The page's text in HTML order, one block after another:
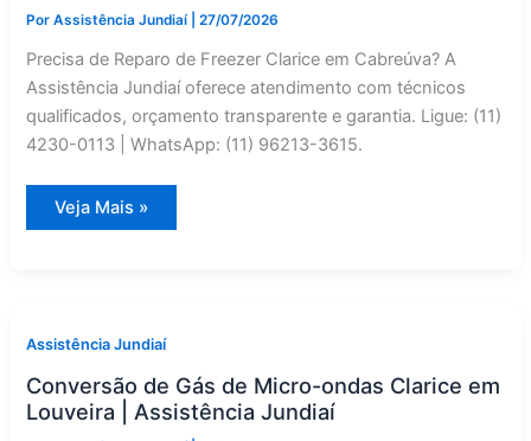
PorAssistência Jundiaí |27/07/2026
Precisa de Reparo de Freezer Clarice em Cabreúva? A
Assistência Jundiaí oferece atendimento com técnicos
qualificados, orçamento transparente e garantia. Ligue: (11)
4230-0113 | WhatsApp: (11) 96213-3615.
Clarice
Freezer:
Veja Mais »
Assistência Jundiaí
Conversão de Gás de Micro-ondas Clarice em
Louveira | Assistência Jundiaí